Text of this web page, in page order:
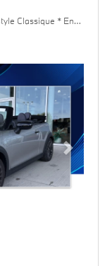
Cooper C Cabrio * Premier * Style Classique * Ens. Confort
Next